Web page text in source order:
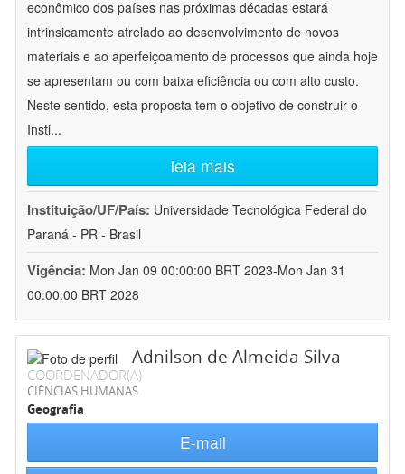
econômico dos países nas próximas décadas estará
intrinsicamente atrelado ao desenvolvimento de novos
materiais e ao aperfeiçoamento de processos que ainda hoje
se apresentam ou com baixa eficiência ou com alto custo.
Neste sentido, esta proposta tem o objetivo de construir o
Insti...
leia mais
Instituição/UF/País: Universidade Tecnológica Federal do
Paraná - PR - Brasil
Vigência: Mon Jan 09 00:00:00 BRT 2023-Mon Jan 31
00:00:00 BRT 2028
Adnilson de Almeida Silva
COORDENADOR(A)
CIÊNCIAS HUMANAS
Geografia
E-mail